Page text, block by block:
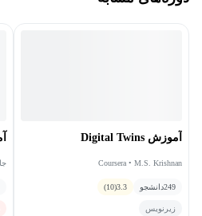
آموزش Digital Twins
Coursera • M.S. Krishnan
249دانشجو 3.3
(10)
زیرنویس